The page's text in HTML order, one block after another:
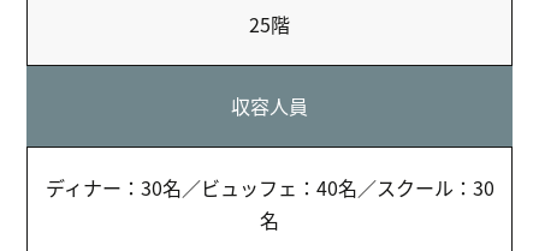
25階
収容人員
ディナー：30名／ビュッフェ：40名／スクール：30
名